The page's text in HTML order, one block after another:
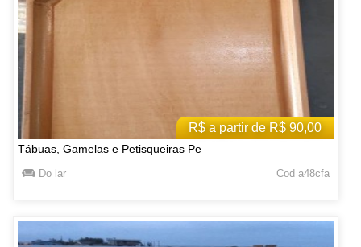
R$ a partir de R$ 90,00
Tábuas, Gamelas e Petisqueiras Pe
Do lar Cod a48cfa